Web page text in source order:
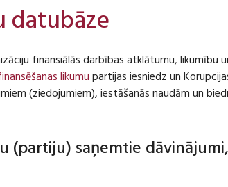
datubāze
finansiālās darbības atklātumu,
likumupartijas iesniedz un
(ziedojumiem), iestāšanās naudām un
(partiju) saņemtie